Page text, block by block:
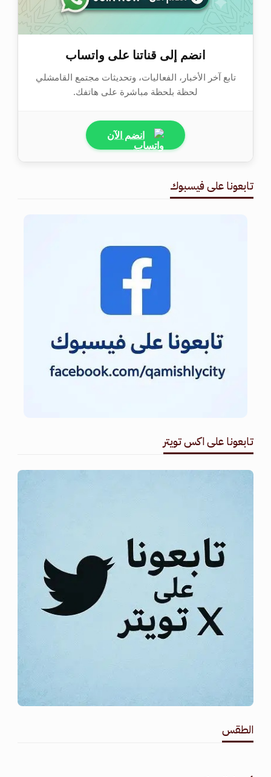
انضم إلى قناتنا على واتساب
تابع آخر الأخبار، الفعاليات، وتحديثات مجتمع القامشلي
لحظة بلحظة مباشرة على هاتفك.
انضم الآن
تابعونا على فيسبوك
تابعونا على اكس تويتر
الطقس